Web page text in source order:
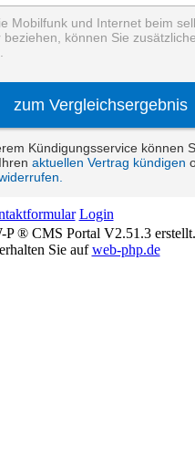
Login
P ® CMS Portal V2.51.3 erstellt.
Sie aufweb-php.de